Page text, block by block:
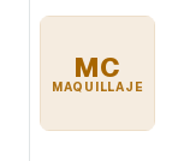
MC
MAQUILLAJE